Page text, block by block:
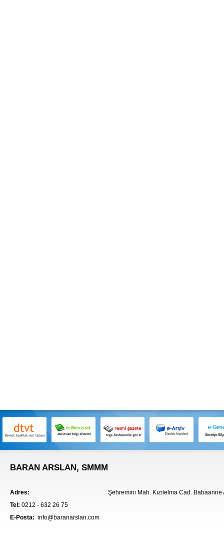
BARAN ARSLAN, SMMM
Adres:
Şehremini Mah. Kızılelma Cad.
Tel: 0212 - 632 26 75
E-Posta: info@baranarslan.com